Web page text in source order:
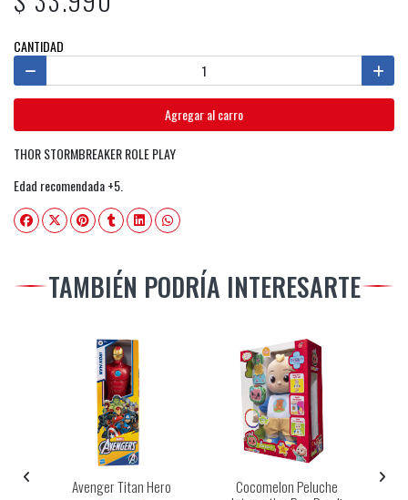
CANTIDAD
Agregar al carro
THOR STORMBREAKER ROLE PLAY
Edad recomendada +5.
TAMBIÉN PODRÍA INTERESARTE
Avenger Titan Hero
Cocomelon Peluche